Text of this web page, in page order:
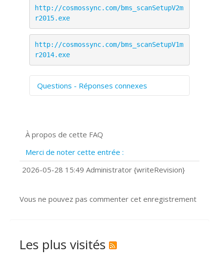
http://cosmossync.com/bms_scanSetupV2m
r2015.exe
http://cosmossync.com/bms_scanSetupV1m
r2014.exe
Questions - Réponses connexes
Prise de vue 360°
?
Comment installer Google Chrome ?
À propos de cette FAQ
Merci de noter cette entrée :
2026-05-28 15:49 Administrator {writeRevision}
Vous ne pouvez pas commenter cet enregistrement
Les plus visités